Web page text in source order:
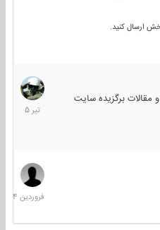
ارسال کنید.
برگزیده سایت
16
تیر
1405
29
فروردین
1404